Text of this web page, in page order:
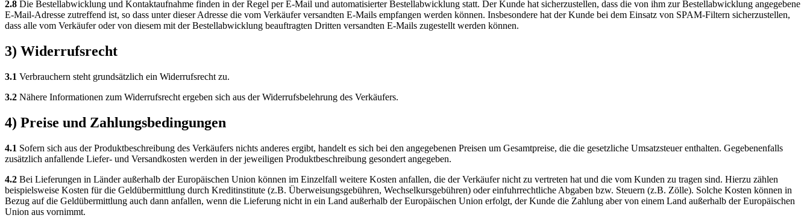
2.8 Die Bestellabwicklung und Kontaktaufnahme finden in der Regel per E-Mail und automatisierter Bestellabwicklung statt. Der Kunde hat sicherzustellen, dass die von ihm zur Bestellabwicklung angegebene
E-Mail-Adresse zutreffend ist, so dass unter dieser Adresse die vom Verkäufer versandten E-Mails empfangen werden können. Insbesondere hat der Kunde bei dem Einsatz von SPAM-Filtern sicherzustellen,
dass alle vom Verkäufer oder von diesem mit der Bestellabwicklung beauftragten Dritten versandten E-Mails zugestellt werden können.
3) Widerrufsrecht
3.1 Verbrauchern steht grundsätzlich ein Widerrufsrecht zu.
3.2 Nähere Informationen zum Widerrufsrecht ergeben sich aus der Widerrufsbelehrung des Verkäufers.
4) Preise und Zahlungsbedingungen
4.1 Sofern sich aus der Produktbeschreibung des Verkäufers nichts anderes ergibt, handelt es sich bei den angegebenen Preisen um Gesamtpreise, die die gesetzliche Umsatzsteuer enthalten. Gegebenenfalls
zusätzlich anfallende Liefer- und Versandkosten werden in der jeweiligen Produktbeschreibung gesondert angegeben.
4.2 Bei Lieferungen in Länder außerhalb der Europäischen Union können im Einzelfall weitere Kosten anfallen, die der Verkäufer nicht zu vertreten hat und die vom Kunden zu tragen sind. Hierzu zählen
beispielsweise Kosten für die Geldübermittlung durch Kreditinstitute (z.B. Überweisungsgebühren, Wechselkursgebühren) oder einfuhrrechtliche Abgaben bzw. Steuern (z.B. Zölle). Solche Kosten können in
Bezug auf die Geldübermittlung auch dann anfallen, wenn die Lieferung nicht in ein Land außerhalb der Europäischen Union erfolgt, der Kunde die Zahlung aber von einem Land außerhalb der Europäischen
Union aus vornimmt.